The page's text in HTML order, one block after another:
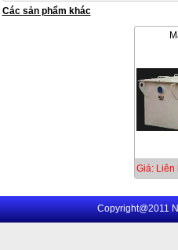
Các sản phẩm khác
Giá: Liên
Copyright@2011